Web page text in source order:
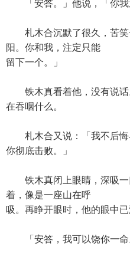
「安答。」他说，「你我
札木合沉默了很久，苦笑
阳。你和我，注定只能
留下一个。」
铁木真看着他，没有说话
在吞咽什么。
札木合又说：「我不后悔
你彻底击败。」
铁木真闭上眼睛，深吸一
着，像是一座山在呼
吸。再睁开眼时，他的眼中已
「安答，我可以饶你一命